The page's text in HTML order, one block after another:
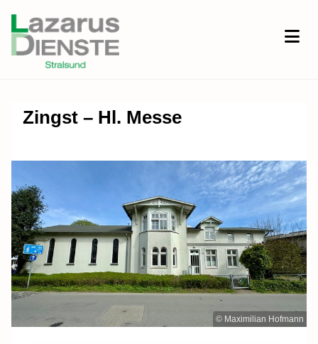
Zingst – Hl. Messe
© Maximilian Hofmann